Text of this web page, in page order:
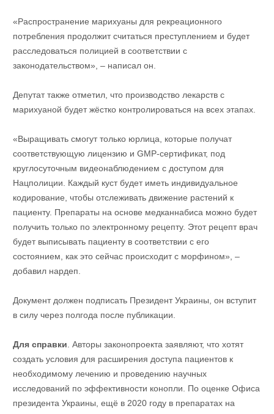
«Распространение марихуаны для рекреационного
потребления продолжит считаться преступлением и будет
расследоваться полицией в соответствии с
законодательством», – написал он.
Депутат также отметил, что производство лекарств с
марихуаной будет жёстко контролироваться на всех этапах.
«Выращивать смогут только юрлица, которые получат
соответствующую лицензию и GMP-сертификат, под
круглосуточным видеонаблюдением с доступом для
Нацполиции. Каждый куст будет иметь индивидуальное
кодирование, чтобы отслеживать движение растений к
пациенту. Препараты на основе медканнабиса можно будет
получить только по электронному рецепту. Этот рецепт врач
будет выписывать пациенту в соответствии с его
состоянием, как это сейчас происходит с морфином», –
добавил нардеп.
Документ должен подписать Президент Украины, он вступит
в силу через полгода после публикации.
Для справки. Авторы законопроекта заявляют, что хотят
создать условия для расширения доступа пациентов к
необходимому лечению и проведению научных
исследований по эффективности конопли. По оценке Офиса
президента Украины, ещё в 2020 году в препаратах на